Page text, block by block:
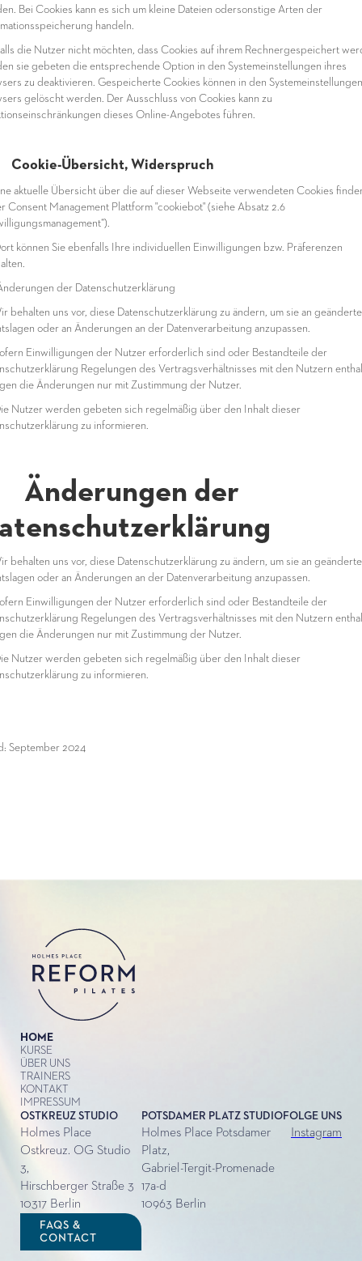
Bei Cookies kann es sich um kleine Dateien odersonstige Arten der
handeln.
die Nutzer nicht möchten, dass Cookies auf ihrem Rechnergespeichert
sie gebeten die entsprechende Option in den Systemeinstellungen ihres
zu deaktivieren. Gespeicherte Cookies können in den
gelöscht werden. Der Ausschluss von Cookies kann zu
dieses Online-Angebotes führen.
Cookie-Übersicht, Widerspruch
aktuelle Übersicht über die auf dieser Webseite verwendeten Cookies
Consent Management Plattform "cookiebot" (siehe Absatz 2.6
können Sie ebenfalls Ihre individuellen Einwilligungen bzw. Präferenzen
der Datenschutzerklärung
behalten uns vor, diese Datenschutzerklärung zu ändern, um sie an geänderte
oder an Änderungen an der Datenverarbeitung anzupassen.
Einwilligungen der Nutzer erforderlich sind oder Bestandteile der
Regelungen des Vertragsverhältnisses mit den Nutzern
die Änderungen nur mit Zustimmung der Nutzer.
Nutzer werden gebeten sich regelmäßig über den Inhalt dieser
zu informieren.
der
behalten uns vor, diese Datenschutzerklärung zu ändern, um sie an geänderte
oder an Änderungen an der Datenverarbeitung anzupassen.
Einwilligungen der Nutzer erforderlich sind oder Bestandteile der
Regelungen des Vertragsverhältnisses mit den Nutzern
die Änderungen nur mit Zustimmung der Nutzer.
Nutzer werden gebeten sich regelmäßig über den Inhalt dieser
zu informieren.
September 2024
HOME
KURSE
ÜBER UNS
TRAINERS
KONTAKT
IMPRESSUM
OSTKREUZ STUDIO
Holmes Place
Ostkreuz. OG Studio
3,
Hirschberger Straße 3
10317 Berlin
FAQS &
CONTACT
POTSDAMER PLATZ STUDIO
Holmes Place Potsdamer
Platz,
Gabriel-Tergit-Promenade
17a-d
10963 Berlin
FOLGE UNS
Instagram